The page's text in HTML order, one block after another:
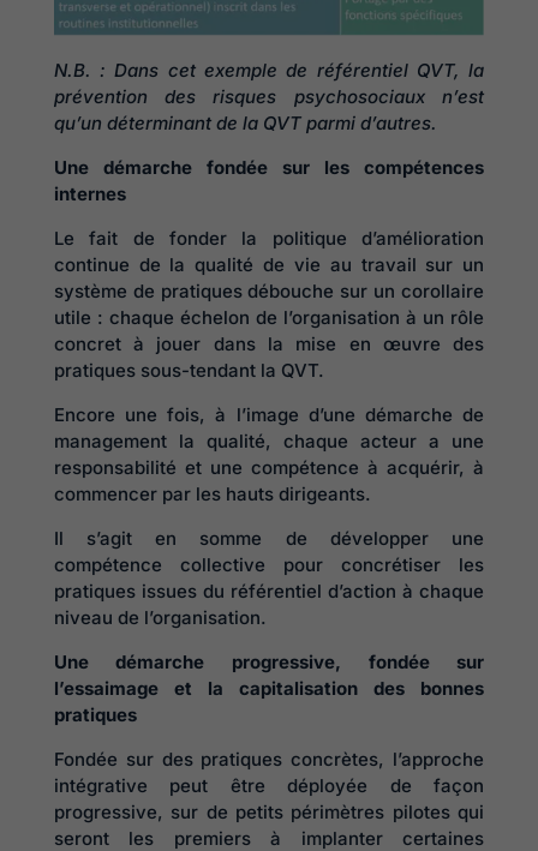
N.B. : Dans cet exemple de référentiel QVT, la
prévention des risques psychosociaux n’est
qu’un déterminant de la QVT parmi d’autres.
Une démarche fondée sur les compétences
internes
Le fait de fonder la politique d’amélioration
continue de la qualité de vie au travail sur un
système de pratiques débouche sur un corollaire
utile : chaque échelon de l’organisation à un rôle
concret à jouer dans la mise en œuvre des
pratiques sous-tendant la QVT.
Encore une fois, à l’image d’une démarche de
management la qualité, chaque acteur a une
responsabilité et une compétence à acquérir, à
commencer par les hauts dirigeants.
Il s’agit en somme de développer une
compétence collective pour concrétiser les
pratiques issues du référentiel d’action à chaque
niveau de l’organisation.
Une démarche progressive, fondée sur
l’essaimage et la capitalisation des bonnes
pratiques
Fondée sur des pratiques concrètes, l’approche
intégrative peut être déployée de façon
progressive, sur de petits périmètres pilotes qui
seront les premiers à implanter certaines